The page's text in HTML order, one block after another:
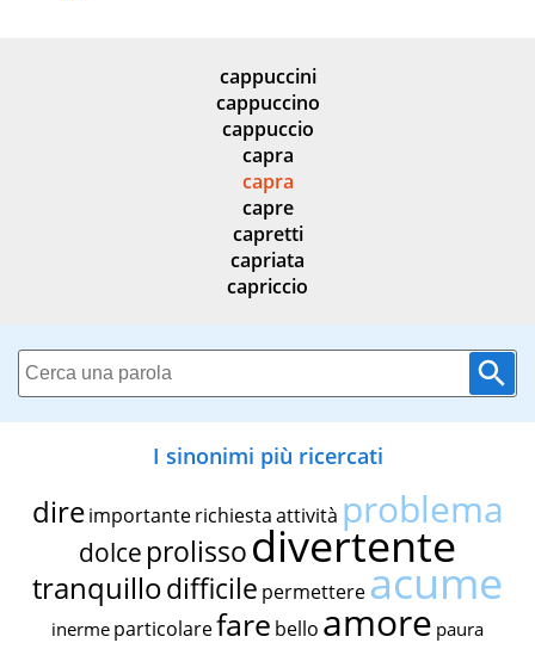
cappuccini
cappuccino
cappuccio
capra
capra
capre
capretti
capriata
capriccio
I sinonimi più ricercati
dire importante richiestaattività problema
dolce prolissodivertente
tranquillodifficile permettereacume
inerme particolarefare bello amore paura